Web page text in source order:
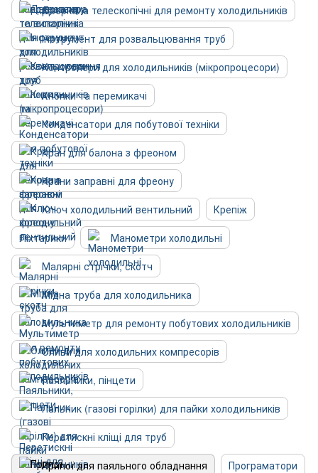
Дзеркала телескопічні для ремонту холодильників
Інструмент для розвальцювання труб
Контролери для холодильників (мікропроцесори)
Кнопки та перемикачі
Конденсатори для побутової техніки
Кран для балона з фреоном
Крани заправні для фреону
Ключ холодильний вентильний
Крепіж
Ліхтарики
Манометри холодильні
Малярні стрічки, скотч
Мідна труба для холодильника
Мультиметр для ремонту побутових холодильників
Оливи для холодильних компресорів
Паяльники, пінцети
Пальник (газові горілки) для пайки холодильників
Перетискні кліщі для труб
Припої для паяльного обладнання
Програматори